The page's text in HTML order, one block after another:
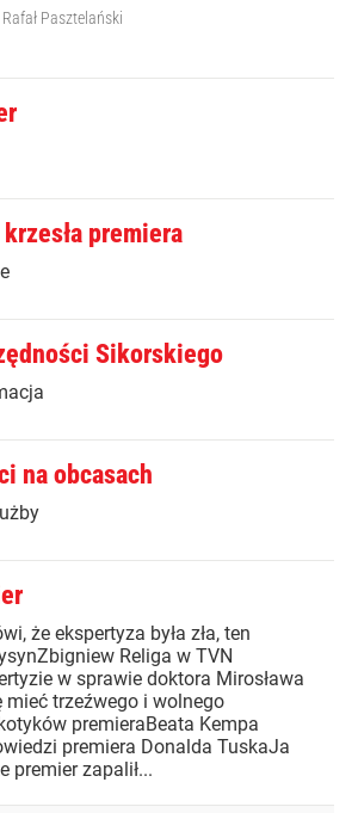
Rafał Pasztelański
premiera
Sikorskiego
na obcasach
że ekspertyza była zła, ten
Religa w TVN
w sprawie doktora Mirosława
mieć trzeźwego i wolnego
premieraBeata Kempa
premiera Donalda TuskaJa
premier zapalił...